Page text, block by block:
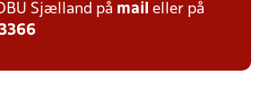
Sjælland på mail eller på